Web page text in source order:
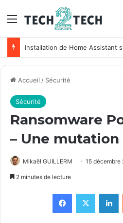
Menu
Accueil / Sécurité
Sécurité
Ransomware
– Une
Mikaël GUILLERM 15 décembre
2 minutes de lecture